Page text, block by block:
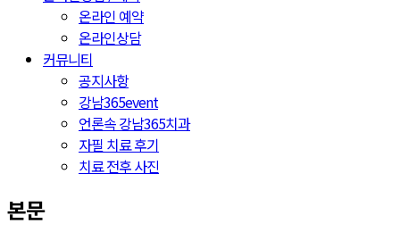
온라인 예약
온라인상담
커뮤니티
공지사항
강남365event
언론속 강남365치과
자필 치료 후기
치료 전후 사진
본문